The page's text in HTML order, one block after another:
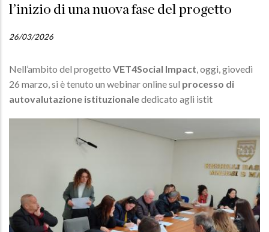
l’inizio di una nuova fase del progetto
26/03/2026
Nell’ambito del progetto VET4Social Impact, oggi, giovedì
26 marzo, si è tenuto un webinar online sul processo di
autovalutazione istituzionalededicato agli istit